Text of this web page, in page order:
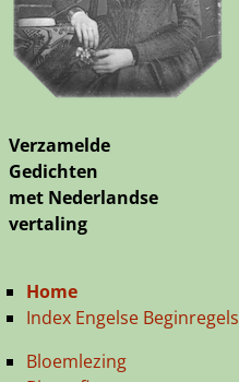
Verzamelde
Gedichten
met Nederlandse
vertaling
Home
Index Engelse Beginregels
Bloemlezing